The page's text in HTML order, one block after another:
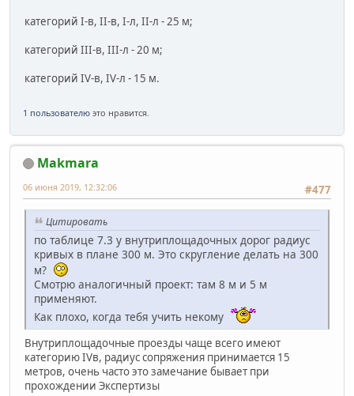
категорий I-в, II-в, I-л, II-л - 25 м;
категорий III-в, III-л - 20 м;
категорий IV-в, IV-л - 15 м.
1 пользователю это нравится.
Makmara
#477
06 июня 2019, 12:32:06
Цитировать
по таблице 7.3 у внутриплощадочных дорог радиус
кривых в плане 300 м. Это скругление делать на 300
м?
Смотрю аналогичный проект: там 8 м и 5 м
применяют.
Как плохо, когда тебя учить некому
Внутриплощадочные проезды чаще всего имеют
категорию IVв, радиус сопряжения принимается 15
метров, очень часто это замечание бывает при
прохождении Экспертизы